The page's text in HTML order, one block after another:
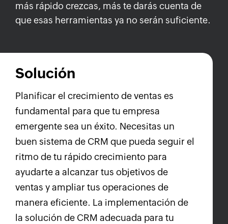
más rápido crezcas, más te darás cuenta de
que esas herramientas ya no serán suficiente.
Solución
Planificar el crecimiento de ventas es
fundamental para que tu empresa
emergente sea un éxito. Necesitas un
buen sistema de CRM que pueda seguir el
ritmo de tu rápido crecimiento para
ayudarte a alcanzar tus objetivos de
ventas y ampliar tus operaciones de
manera eficiente. La implementación de
la solución de CRM adecuada para tu